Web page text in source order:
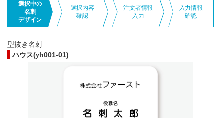
選択中の
名刺
デザイン
選択内容
確認
注文者情報
入力
入力情報
確認
型抜き名刺
ハウス(yh001-01)